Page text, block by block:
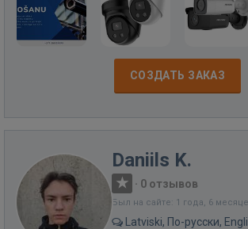
СОЗДАТЬ ЗАКАЗ
Daniils K.
· 0 отзывов
Был на сайте: 1 года, 6
Latviski, По-русски,